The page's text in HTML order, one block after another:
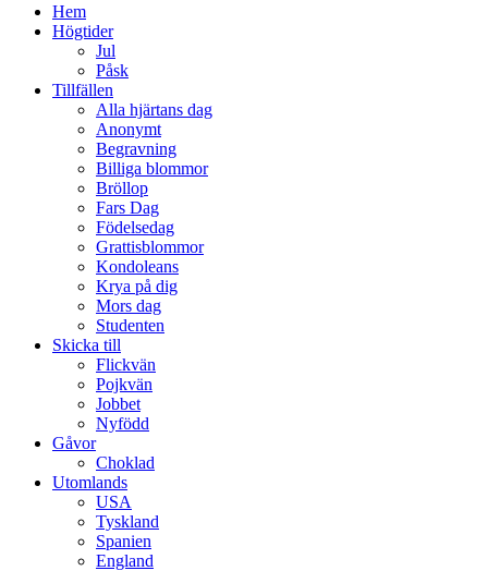
Hem
Högtider
Jul
Påsk
Tillfällen
Alla hjärtans dag
Anonymt
Begravning
Billiga blommor
Bröllop
Fars Dag
Födelsedag
Grattisblommor
Kondoleans
Krya på dig
Mors dag
Studenten
Skicka till
Flickvän
Pojkvän
Jobbet
Nyfödd
Gåvor
Choklad
Utomlands
USA
Tyskland
Spanien
England